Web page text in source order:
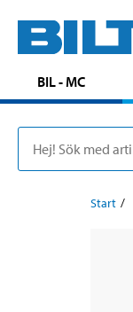
BIL - MC
Start